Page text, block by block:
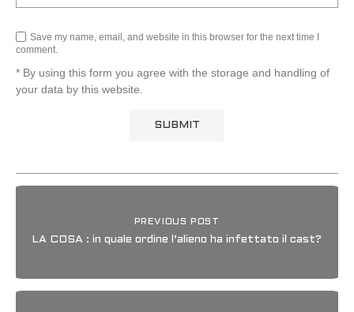
Save my name, email, and website in this browser for the next time I
comment.
* By using this form you agree with the storage and handling of
your data by this website.
PREVIOUS POST
LA COSA : in quale ordine l’alieno ha infettato il cast?